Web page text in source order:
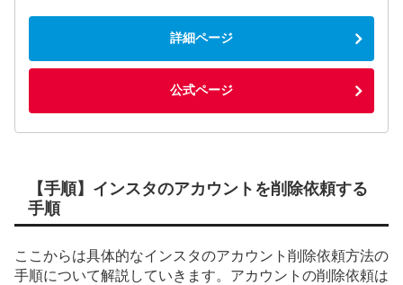
詳細ページ
公式ページ
【手順】インスタのアカウントを削除依頼する
手順
ここからは具体的なインスタのアカウント削除依頼方法の
手順について解説していきます。アカウントの削除依頼は